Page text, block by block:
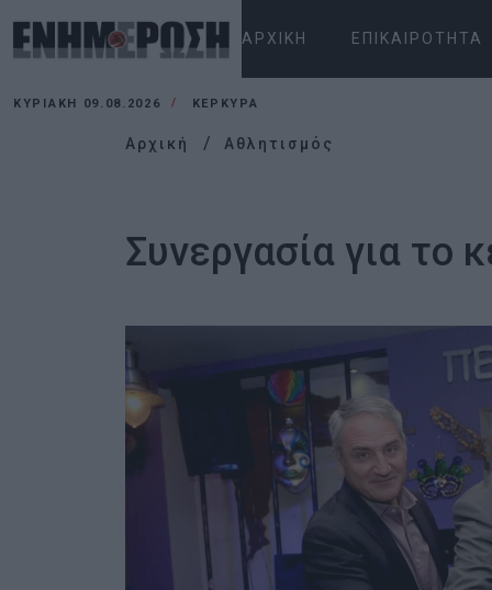
ΑΡΧΙΚΉ ΕΠΙΚΑΙΡΌΤΗΤΑ
ΚΥΡΙΑΚΉ 09.08.2026 ΚΕΡΚΥΡΑ
Αρχική Αθλητισμός
Συνεργασία για το